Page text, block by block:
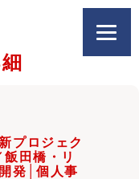
プロジェク
田橋・リ
発│個人事